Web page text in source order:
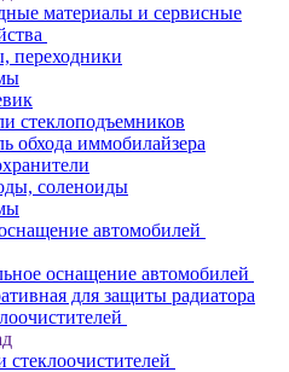
материалы и сервисные
переходники
стеклоподъемников
обхода иммобилайзера
соленоиды
автомобилей
оснащение автомобилей
для защиты радиатора